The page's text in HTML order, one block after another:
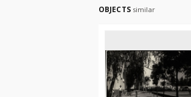
OBJECTS similar